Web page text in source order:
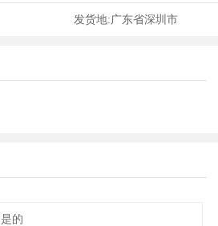
发货地:广东省深圳市
是的